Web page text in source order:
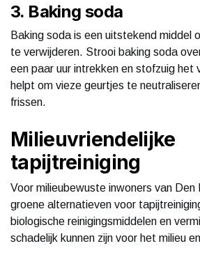
3. Baking soda
Baking soda is een uitstekend middel
te verwijderen. Strooi baking soda
een paar uur intrekken en stofzuig het
helpt om vieze geurtjes te
frissen.
Milieuvriendelijke
tapijtreiniging
Voor milieubewuste inwoners van Den
groene alternatieven voor
biologische reinigingsmiddelen en
schadelijk kunnen zijn voor het milieu